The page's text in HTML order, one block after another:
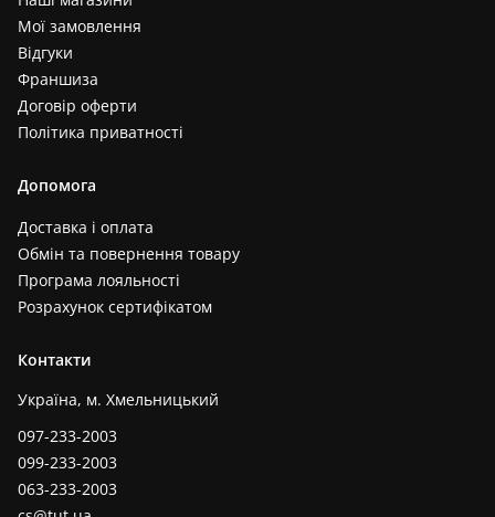
Мої замовлення
Відгуки
Франшиза
Договір оферти
Політика приватності
Допомога
Доставка і оплата
Обмін та повернення товару
Програма лояльності
Розрахунок сертифікатом
Контакти
Україна, м. Хмельницький
097-233-2003
099-233-2003
063-233-2003